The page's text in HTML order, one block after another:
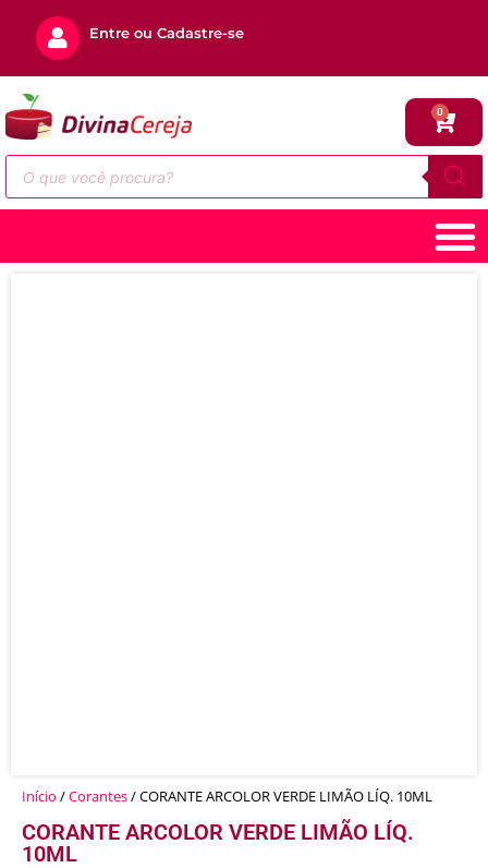
Entre ou Cadastre-se
0
Início /Corantes/ CORANTE ARCOLOR VERDE LIMÃO LÍQ. 10ML
CORANTE ARCOLOR VERDE LIMÃO LÍQ.
10ML